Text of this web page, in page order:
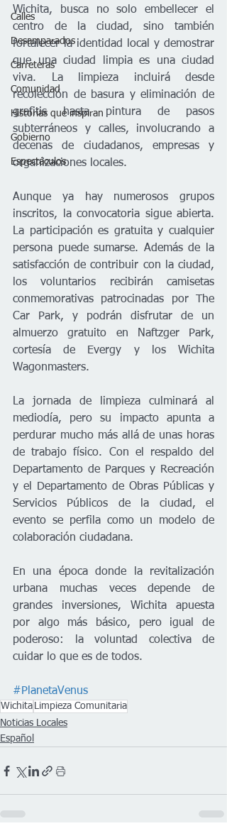
Calles
Desamparados
Carreteras
Comunidad
Historias que inspiran
Gobierno
Espectáculos
Wichita, busca no solo embellecer el
centro de la ciudad, sino también
fortalecer la identidad local y demostrar
que una ciudad limpia es una ciudad
viva. La limpieza incluirá desde
recolección de basura y eliminación de
grafitis hasta pintura de pasos
subterráneos y calles, involucrando a
decenas de ciudadanos, empresas y
organizaciones locales.
Aunque ya hay numerosos grupos
inscritos, la convocatoria sigue abierta.
La participación es gratuita y cualquier
persona puede sumarse. Además de la
satisfacción de contribuir con la ciudad,
los voluntarios recibirán camisetas
conmemorativas patrocinadas por The
Car Park, y podrán disfrutar de un
almuerzo gratuito en Naftzger Park,
cortesía de Evergy y los Wichita
Wagonmasters.
La jornada de limpieza culminará al
mediodía, pero su impacto apunta a
perdurar mucho más allá de unas horas
de trabajo físico. Con el respaldo del
Departamento de Parques y Recreación
y el Departamento de Obras Públicas y
Servicios Públicos de la ciudad, el
evento se perfila como un modelo de
colaboración ciudadana.
En una época donde la revitalización
urbana muchas veces depende de
grandes inversiones, Wichita apuesta
por algo más básico, pero igual de
poderoso: la voluntad colectiva de
cuidar lo que es de todos.
#PlanetaVenus
Wichita Limpieza Comunitaria
Noticias Locales
Español